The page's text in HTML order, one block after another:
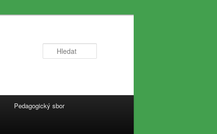
Pedagogický sbor